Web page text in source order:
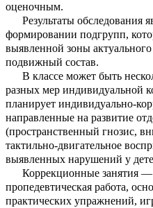
оценочным.
Результаты обследования
формировании подгрупп,
выявленной зоны
подвижный состав.
В классе может быть
разных мер индивидуальной
планирует индивидуально-
направленные на развитие
(пространственный гнозис,
тактильно-двигательное
выявленных нарушений у
Коррекционные занятия —
пропедевтическая работа,
практических упражнений,